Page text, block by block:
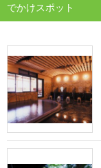
でかけスポット